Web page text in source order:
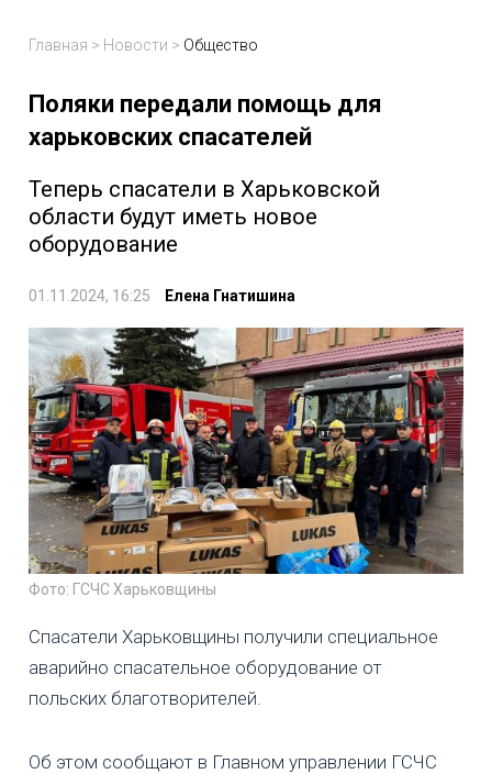
Главная > Новости > Общество
Поляки передали помощь для
харьковских спасателей
Теперь спасатели в Харьковской
области будут иметь новое
оборудование
01.11.2024, 16:25 Елена Гнатишина
Фото: ГСЧС Харьковщины
Спасатели Харьковщины получили специальное
аварийно спасательное оборудование от
польских благотворителей.
Об этом сообщают в Главном управлении ГСЧС